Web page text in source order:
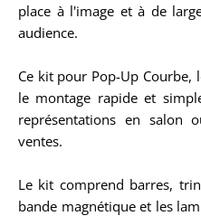
place à l'image et à de
audience.
Ce kit pour Pop-Up
le montage rapide et
représentations en salon
ventes.
Le kit comprend barres,
bande magnétique et les